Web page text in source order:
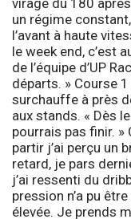
un régime
l’avant à haute
le week end, c’est
de l’équipe d’UP
départs. » Course
surchauffe à près
aux stands. « Dès
pourrais pas finir. »
partir j’ai perçu un
retard, je pars
j’ai ressenti du
pression n’a pu
élevée. Je prends